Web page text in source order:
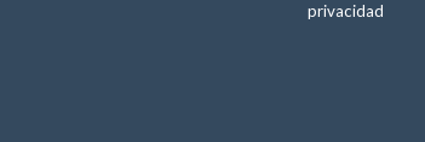
privacidad